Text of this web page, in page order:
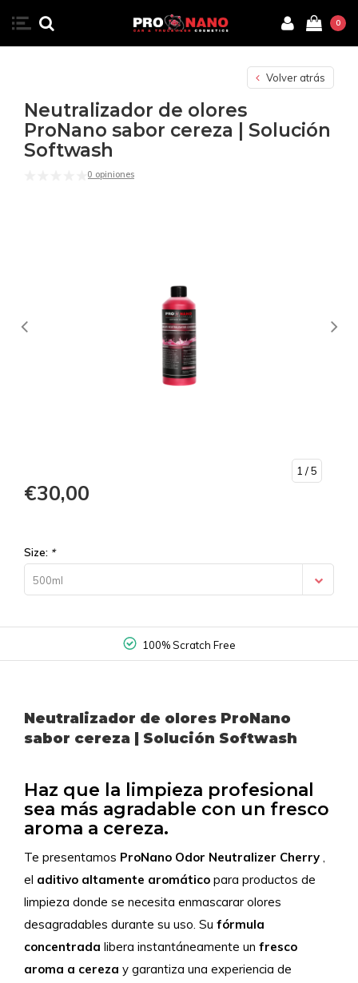
0
Volver atrás
Neutralizador de olores
ProNano sabor cereza | Solución
Softwash
0 opiniones
1 / 5
€30,00
Size: *
500ml
100% Scratch Free
Neutralizador de olores ProNano
sabor cereza | Solución Softwash
Haz que la limpieza profesional
sea más agradable con un fresco
aroma a cereza.
Te presentamos ProNano Odor Neutralizer Cherry ,
el aditivo altamente aromático para productos de
limpieza donde se necesita enmascarar olores
desagradables durante su uso. Su fórmula
concentrada libera instantáneamente un fresco
aroma a cereza y garantiza una experiencia de